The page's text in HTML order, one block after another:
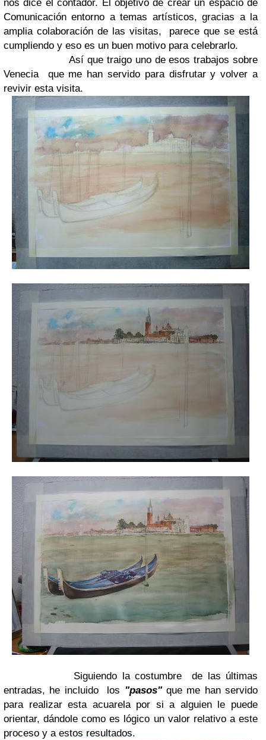
nos dice el contador. El objetivo de crear un espacio de
Comunicación entorno a temas artísticos, gracias a la
amplia colaboración de las visitas, parece que se está
cumpliendo y eso es un buen motivo para celebrarlo.
Así que traigo uno de esos trabajos sobre
Venecia que me han servido para disfrutar y volver a
revivir esta visita.
Siguiendo la costumbre de las últimas
entradas, he incluido los "pasos"que me han servido
para realizar esta acuarela por si a alguien le puede
orientar, dándole como es lógico un valor relativo a este
proceso y a estos resultados.